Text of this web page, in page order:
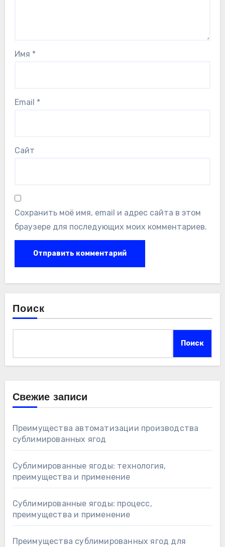
Имя *
Email *
Сайт
Сохранить моё имя, email и адрес сайта в этом
браузере для последующих моих комментариев.
Поиск
Поиск
Свежие записи
Преимущества автоматизации производства
сублимированных ягод
Сублимированные ягоды: технология,
преимущества и применение
Сублимированные ягоды: процесс,
преимущества и применение
Преимущества сублимированных ягод для